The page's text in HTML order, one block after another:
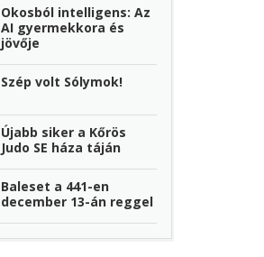
Okosból intelligens: Az
AI gyermekkora és
jövője
Szép volt Sólymok!
Újabb siker a Kőrös
Judo SE háza táján
Baleset a 441-en
december 13-án reggel